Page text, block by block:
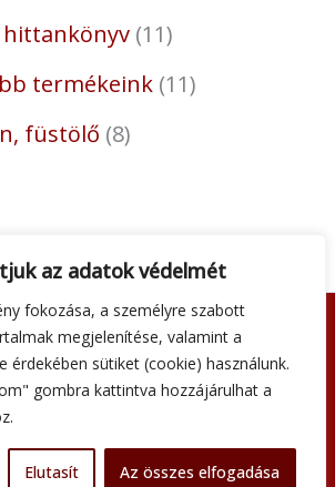
az adatok védelmét
fokozása, a személyre szabott
megjelenítése, valamint a
érdekében sütiket (cookie) használunk.
gombra kattintva hozzájárulhat a
Elutasít Az összes elfogadása
11
termékeink 11
füstölő 8
Adatkezelési tájékoztató
szerződési feltételek
Kapcsolat